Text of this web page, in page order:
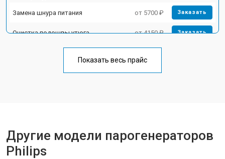
Замена шнура питания от 5700 ₽ Заказать
Очистка подошвы утюга от 4150 ₽ Заказать
Корпусный ремонт (замена резинок,
Замена клапана давления от 5850 ₽
Показать весь прайс
Другие модели парогенераторов
Philips